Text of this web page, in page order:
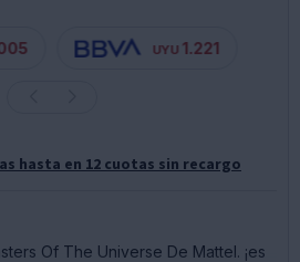
UYU 1.221
hasta en 12 cuotas sin recargo
Of The Universe De Mattel. ¡es